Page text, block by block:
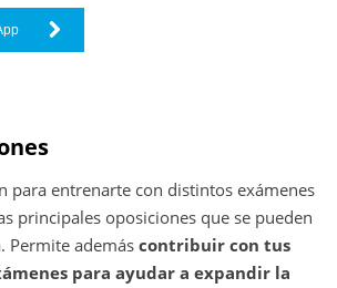
para entrenarte con distintos exámenes
principales oposiciones que se pueden
Permite además contribuir con tus
para ayudar a expandir la